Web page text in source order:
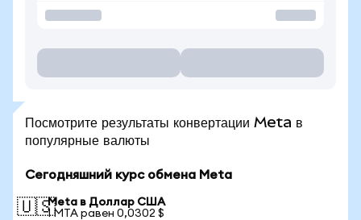
Посмотрите результаты конвертации Meta в
популярные валюты
Сегодняшний курс обмена Meta
🇺🇸Meta в Доллар США
1 MTA равен 0,0302 $